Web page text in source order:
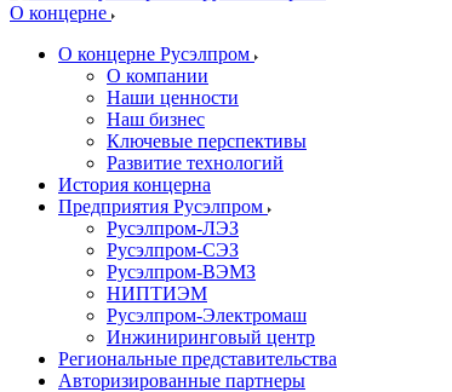
О концерне
О концерне Русэлпром
О компании
Наши ценности
Наш бизнес
Ключевые перспективы
Развитие технологий
История концерна
Предприятия Русэлпром
Русэлпром-ЛЭЗ
Русэлпром-СЭЗ
Русэлпром-ВЭМЗ
НИПТИЭМ
Русэлпром-Электромаш
Инжиниринговый центр
Региональные представительства
Авторизированные партнеры